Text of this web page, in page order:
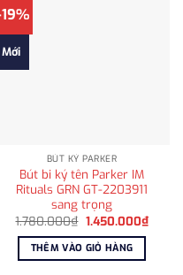
Mới
BÚT KÝ PARKER
Bút bi ký tên Parker IM
Rituals GRN GT-2203911
sang trọng
1.780.000₫ Giá
là:
1.780.000₫.
1.450.000₫Giá
hiện
THÊM VÀO GIỎ HÀNG